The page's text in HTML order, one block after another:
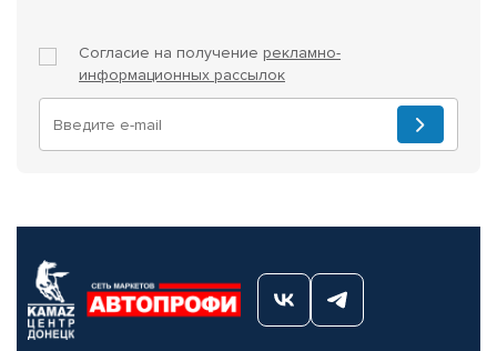
Согласие на получение рекламно-
информационных рассылок